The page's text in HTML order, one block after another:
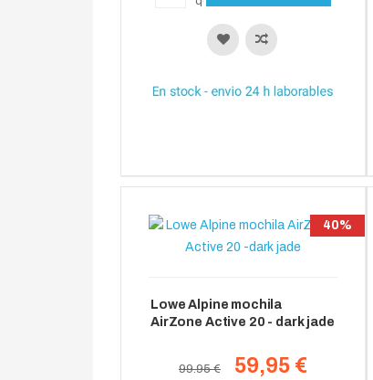
40%
Lowe Alpine mochila
AirZone Active 20 - dark jade
99.95 € 59,95 €